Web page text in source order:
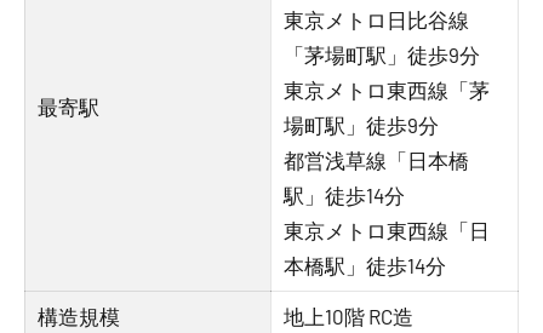
最寄駅
東京メトロ日比谷線
「茅場町駅」徒歩9分
東京メトロ東西線「茅
場町駅」徒歩9分
都営浅草線「日本橋
駅」徒歩14分
東京メトロ東西線「日
本橋駅」徒歩14分
構造規模 地上10階 RC造